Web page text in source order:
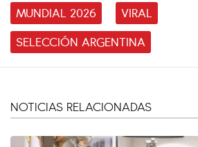
MUNDIAL 2026
VIRAL
SELECCIÓN ARGENTINA
NOTICIAS RELACIONADAS